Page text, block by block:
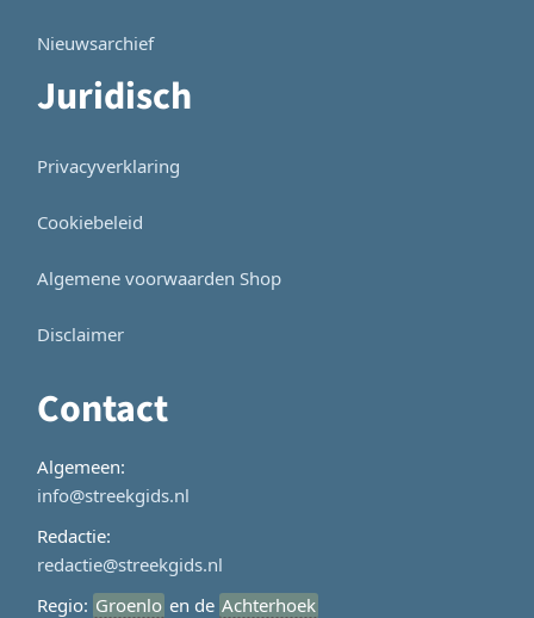
Nieuwsarchief
Juridisch
Privacyverklaring
Cookiebeleid
Algemene voorwaarden Shop
Disclaimer
Contact
Algemeen:
info@streekgids.nl
Redactie:
redactie@streekgids.nl
Regio: Groenlo en de Achterhoek